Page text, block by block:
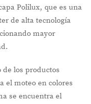
Polilux, que es una
de alta tecnología
mayor
de los productos
el moteo en colores
se encuentra el